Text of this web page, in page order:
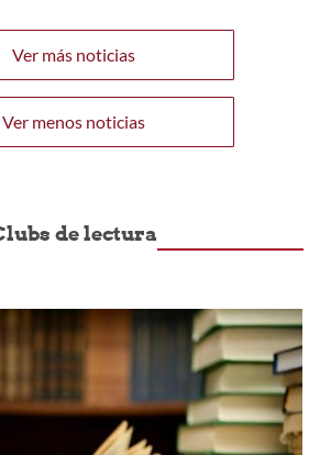
Ver más noticias
Ver menos noticias
de lectura